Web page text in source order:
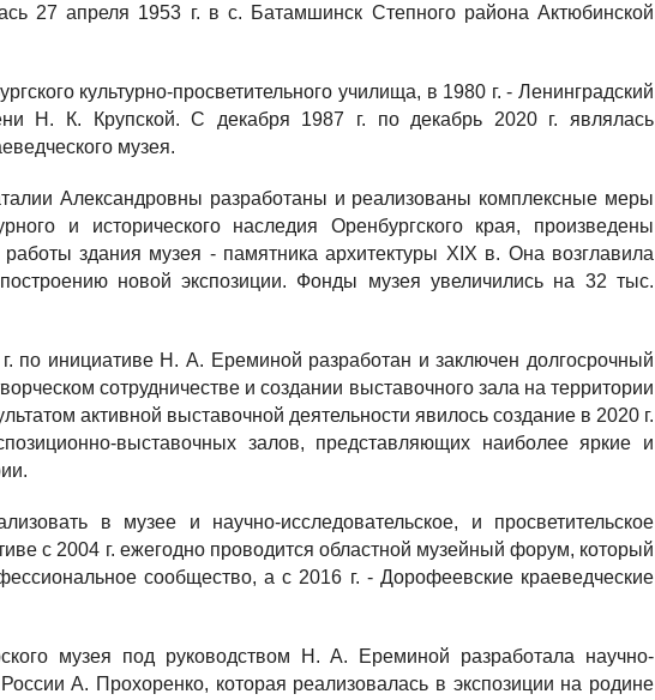
27 апреля 1953 г. в с. Батамшинск Степного района Актюбинской
культурно-просветительного училища, в 1980 г. - Ленинградский
Н. К. Крупской. С декабря 1987 г. по декабрь 2020 г. являлась
музея.
Александровны разработаны и реализованы комплексные меры
и исторического наследия Оренбургского края, произведены
здания музея - памятника архитектуры XIX в. Она возглавила
новой экспозиции. Фонды музея увеличились на 32 тыс.
по инициативе Н. А. Ереминой разработан и заключен долгосрочный
сотрудничестве и создании выставочного зала на территории
активной выставочной деятельности явилось создание в 2020 г.
выставочных залов, представляющих наиболее яркие и
в музее и научно-исследовательское, и просветительское
с 2004 г. ежегодно проводится областной музейный форум, который
сообщество, а с 2016 г. - Дорофеевские краеведческие
музея под руководством Н. А. Ереминой разработала научно-
А. Прохоренко, которая реализовалась в экспозиции на родине